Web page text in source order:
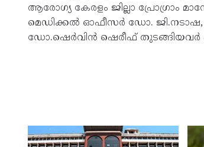
ആരോഗ്യ കേരളം ജില്ലാ പ്രോഗ്രാം
മെഡിക്കൽ ഓഫീസർ ഡോ. ജി.നടാഷ,
ഡോ.ഷെർവിൻ ഷെരീഫ് തുടങ്ങിയവർ